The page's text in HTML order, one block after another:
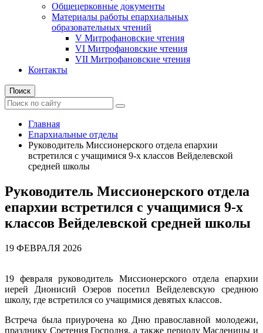
Общецерковные документы
Материалы работы епархиальных
образовательных чтений
V Митрофановские чтения
VI Митрофановские чтения
VII Митрофановские чтения
Контакты
Поиск
Главная
Епархиальные отделы
Руководитель Миссионерского отдела епархии
встретился с учащимися 9-х классов Вейделевской
средней школы
Руководитель Миссионерского отдела
епархии встретился с учащимися 9-х
классов Вейделевской средней школы
19 ФЕВРАЛЯ 2026
19 февраля руководитель Миссионерского отдела епархии
иерей Дионисий Озеров посетил Вейделевскую среднюю
школу, где встретился со учащимися девятых классов.
Встреча была приурочена ко Дню православной молодежи,
празднику Сретения Господня, а также периоду Масленицы и